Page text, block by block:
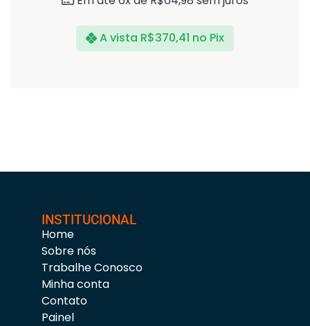
A vista R$370,41 no Pix
INSTITUCIONAL
Home
Sobre nós
Trabalhe Conosco
Minha conta
Contato
Painel